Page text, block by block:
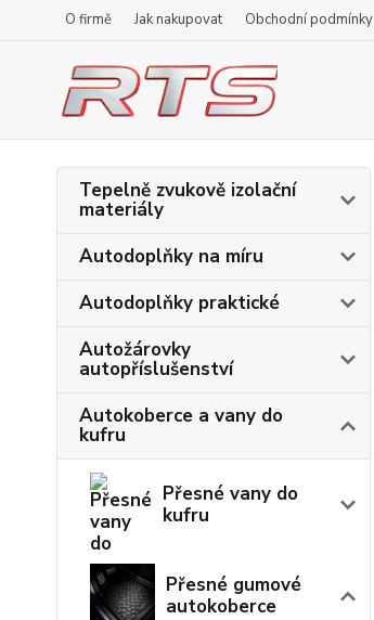
O firmě Jak nakupovat Obchodní podmínky
Tepelně zvukově izolační
materiály
Autodoplňky na míru
Autodoplňky praktické
Autožárovky
autopříslušenství
Autokoberce a vany do
kufru
Přesné vany do
kufru
Přesné gumové
autokoberce